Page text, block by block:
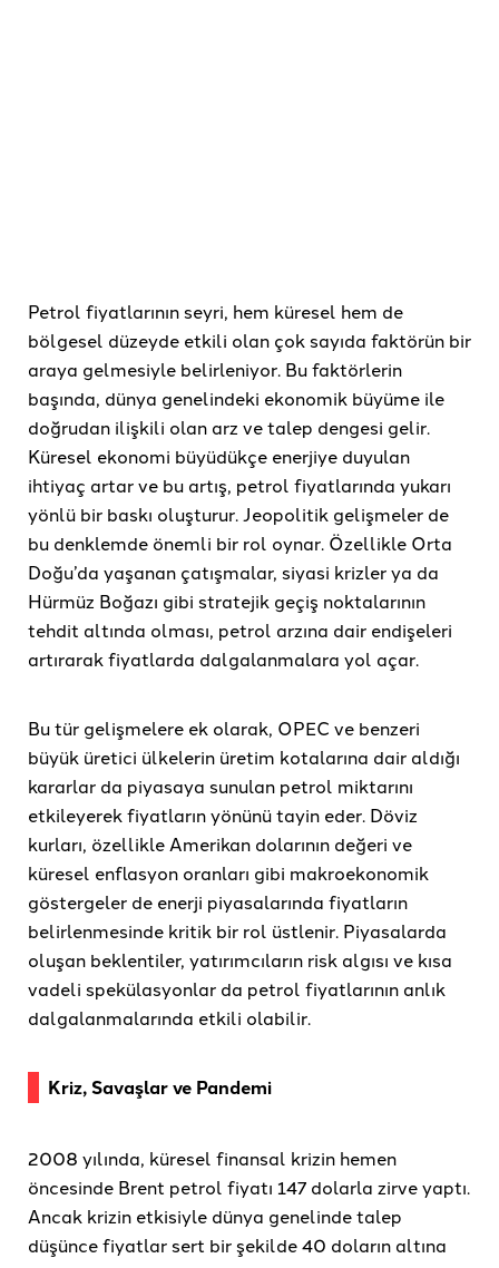
Petrol fiyatlarının seyri, hem küresel hem de
bölgesel düzeyde etkili olan çok sayıda faktörün bir
araya gelmesiyle belirleniyor. Bu faktörlerin
başında, dünya genelindeki ekonomik büyüme ile
doğrudan ilişkili olan arz ve talep dengesi gelir.
Küresel ekonomi büyüdükçe enerjiye duyulan
ihtiyaç artar ve bu artış, petrol fiyatlarında yukarı
yönlü bir baskı oluşturur. Jeopolitik gelişmeler de
bu denklemde önemli bir rol oynar. Özellikle Orta
Doğu’da yaşanan çatışmalar, siyasi krizler ya da
Hürmüz Boğazı gibi stratejik geçiş noktalarının
tehdit altında olması, petrol arzına dair endişeleri
artırarak fiyatlarda dalgalanmalara yol açar.
Bu tür gelişmelere ek olarak, OPEC ve benzeri
büyük üretici ülkelerin üretim kotalarına dair aldığı
kararlar da piyasaya sunulan petrol miktarını
etkileyerek fiyatların yönünü tayin eder. Döviz
kurları, özellikle Amerikan dolarının değeri ve
küresel enflasyon oranları gibi makroekonomik
göstergeler de enerji piyasalarında fiyatların
belirlenmesinde kritik bir rol üstlenir. Piyasalarda
oluşan beklentiler, yatırımcıların risk algısı ve kısa
vadeli spekülasyonlar da petrol fiyatlarının anlık
dalgalanmalarında etkili olabilir.
Kriz, Savaşlar ve Pandemi
2008 yılında, küresel finansal krizin hemen
öncesinde Brent petrol fiyatı 147 dolarla zirve yaptı.
Ancak krizin etkisiyle dünya genelinde talep
düşünce fiyatlar sert bir şekilde 40 doların altına